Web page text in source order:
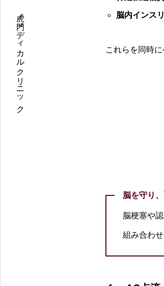
虎ノ門メディカルクリニック 脳内インス
これらを同時
脳を守り
脳梗塞や
組み合わ